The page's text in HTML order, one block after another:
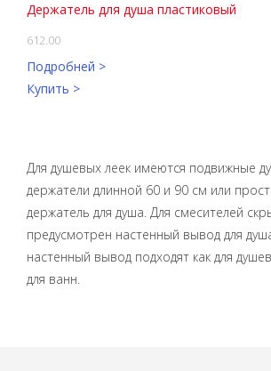
Держатель для душа пластиковый
612.00
Подробней >
Купить >
Для душевых леек имеются подвижные
держатели длинной 60 и 90 см или
держатель для душа. Для смесителей
предусмотрен настенный вывод для
настенный вывод подходят как для
для ванн.